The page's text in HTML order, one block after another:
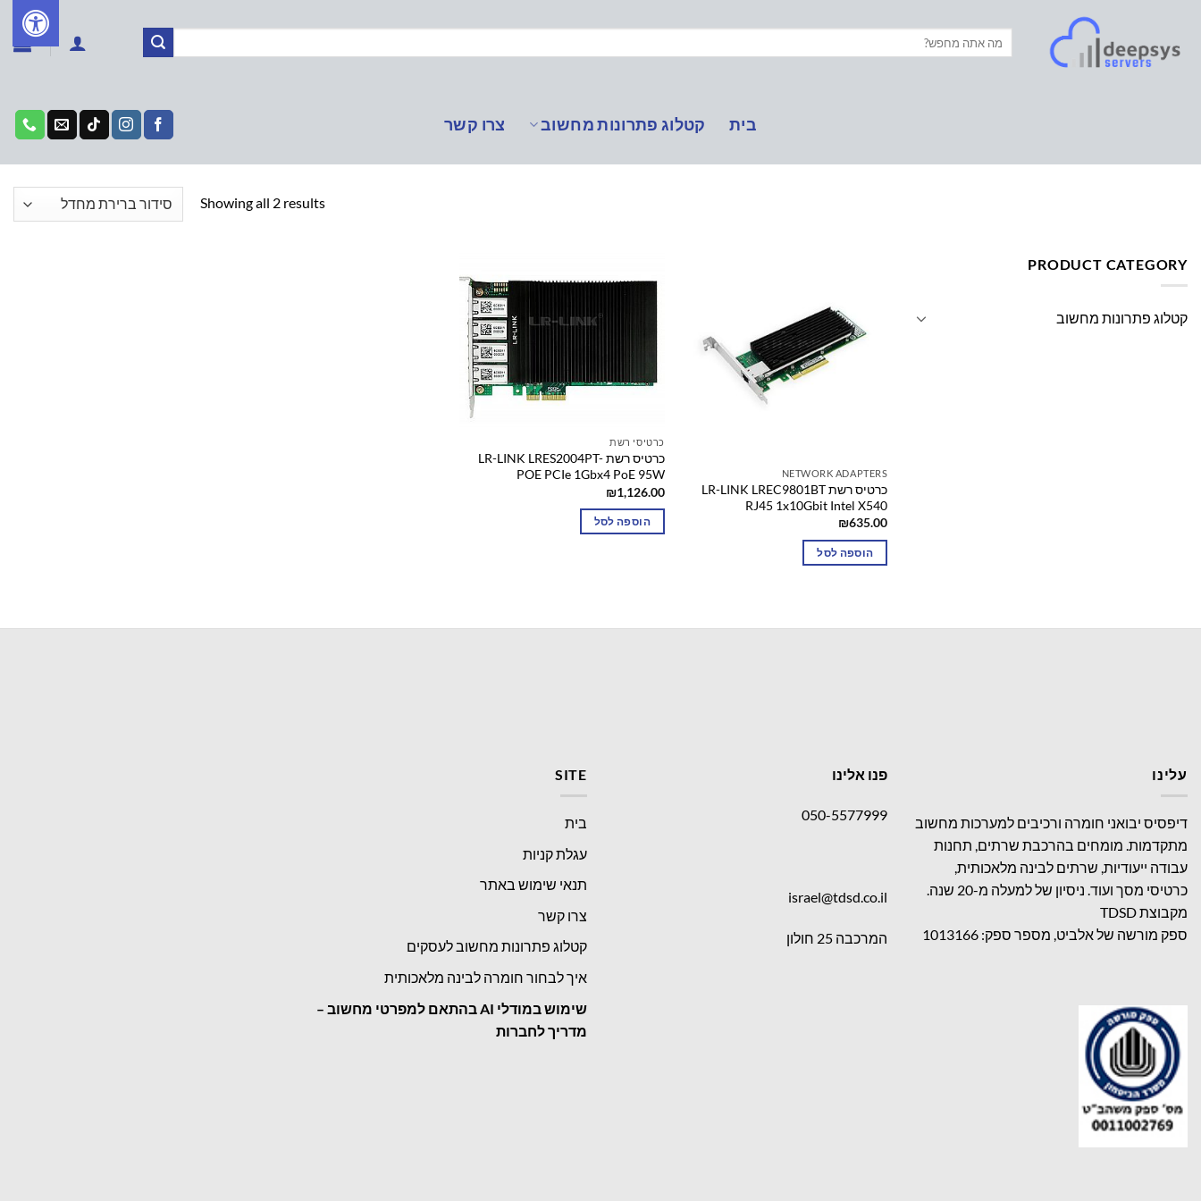
content
בית קטלוג פתרונות מחשוב צרו קשר
Showing all 2 results
PRODUCT CATEGORY
קטלוג פתרונות מחשוב
NETWORK ADAPTERS
כרטיס רשת LR-LINK LREC9801BT
RJ45 1x10Gbit Intel X540
₪635.00
הוספה לסל
כרטיסי רשת
כרטיס רשת LR-LINK LRES2004PT-
POE PCIe 1Gbx4 PoE 95W
₪1,126.00
הוספה לסל
עלינו
דיפסיס יבואני חומרה ורכיבים למערכות מחשוב
מתקדמות. מומחים בהרכבת שרתים, תחנות
עבודה ייעודיות, שרתים לבינה מלאכותית,
כרטיסי מסך ועוד. ניסיון של למעלה מ-20 שנה.
מקבוצת TDSD
ספק מורשה של אלביט, מספר ספק: 1013166
פנו אלינו
050-5577999
israel@tdsd.co.il
המרכבה 25 חולון
SITE
בית
עגלת קניות
תנאי שימוש באתר
צרו קשר
קטלוג פתרונות מחשוב לעסקים
איך לבחור חומרה לבינה מלאכותית
שימוש במודלי
AI בהתאם למפרטי מחשוב –
מדריך לחברות